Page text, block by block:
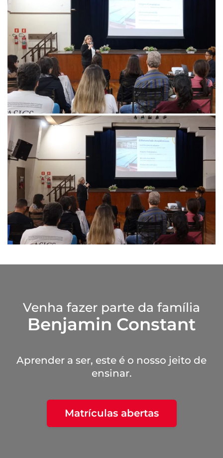
Venha fazer parte da família
Benjamin Constant
Aprender a ser, este é o nosso jeito de
ensinar.
Matrículas abertas